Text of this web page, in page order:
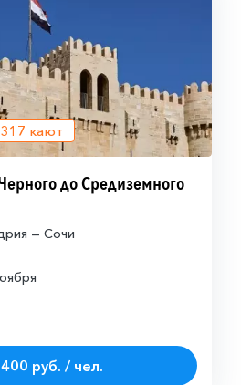
317 кают
до Средиземного
— Сочи
руб. / чел.